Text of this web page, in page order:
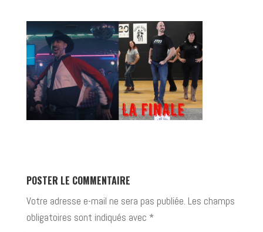
POSTER LE COMMENTAIRE
Votre adresse e-mail ne sera pas publiée. Les champs
obligatoires sont indiqués avec *